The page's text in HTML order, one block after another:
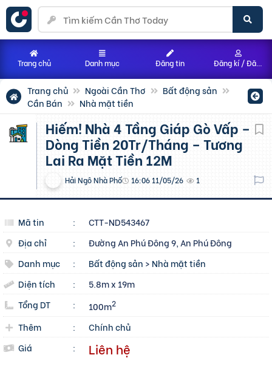
Trang chủ Ngoài Cần Thơ
Bất động sản
Cần Bán
Nhà mặt tiền
Hiếm! Nhà 4 Tầng Giáp Gò Vấp –
Dòng Tiền 20Tr/Tháng – Tương
Lai Ra Mặt Tiền 12M
Hải Ngô Nhà Phố 16:06 11/05/26 1
Mã tin :
CTT-ND543467
Địa chỉ
:
Đường An Phú Đông 9, An Phú Đông
Danh mục
: Bất động sản > Nhà mặt tiền
Diện tích
:
5.8m x 19m
Tổng DT
: 100m2
Thêm :
Chính chủ
Giá
: Liên hệ
Trang chủ Danh mục Đăng tin